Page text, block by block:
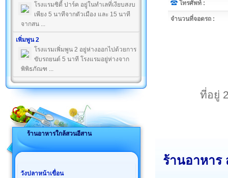
โรงแรมซิตี้ ปาร์ค อยู่ในทำเลที่เงียบสงบ
เพียง 5 นาทีจากตัวเมือง และ 15 นาที
จากสน ...
เพิ่มพูน 2
โรงแรมเพิ่มพูน 2 อยู่ห่างออกไปด้วยการ
ขับรถยนต์ 5 นาที โรงแรมอยู่ห่างจาก
พิพิธภัณฑ ...
ร้านอาหารใกล้สวนอีสาน
วังปลาหน้าเขื่อน
โทรศัพท์ :
จำนวนที่จอดรถ :
ที่อยู่
ร้านอาหาร